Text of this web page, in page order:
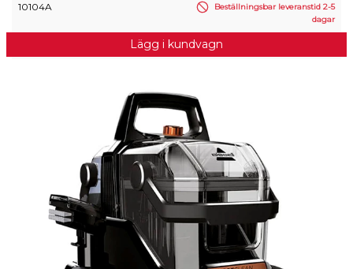
10104A
Beställningsbar leveranstid 2-5
dagar
Lägg i kundvagn